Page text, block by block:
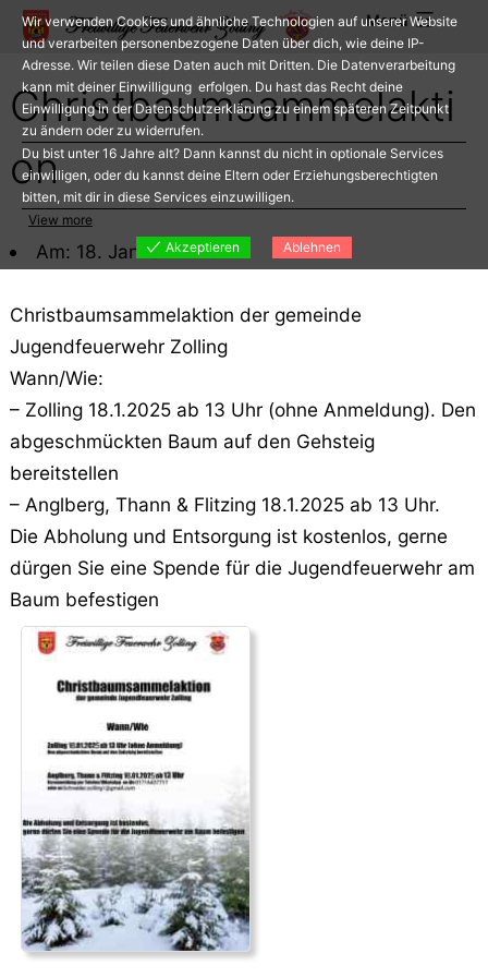
Zum
Inhalt
springen
Menü
Christbaumsammelakti
on
Am: 18. Januar 2025
Christbaumsammelaktion der gemeinde
Jugendfeuerwehr Zolling
Wann/Wie:
– Zolling 18.1.2025 ab 13 Uhr (ohne Anmeldung). Den
abgeschmückten Baum auf den Gehsteig
bereitstellen
– Anglberg, Thann & Flitzing 18.1.2025 ab 13 Uhr.
Die Abholung und Entsorgung ist kostenlos, gerne
dürgen Sie eine Spende für die Jugendfeuerwehr am
Baum befestigen
Wir verwenden Cookies und ähnliche Technologien auf unserer Website
und verarbeiten personenbezogene Daten über dich, wie deine IP-
Adresse. Wir teilen diese Daten auch mit Dritten. Die Datenverarbeitung
kann mit deiner Einwilligung erfolgen. Du hast das Recht deine
Einwilligung in der Datenschutzerklärung zu einem späteren Zeitpunkt
zu ändern oder zu widerrufen.
Du bist unter 16 Jahre alt? Dann kannst du nicht in optionale Services
einwilligen, oder du kannst deine Eltern oder Erziehungsberechtigten
bitten, mit dir in diese Services einzuwilligen.
View more
Akzeptieren
Ablehnen